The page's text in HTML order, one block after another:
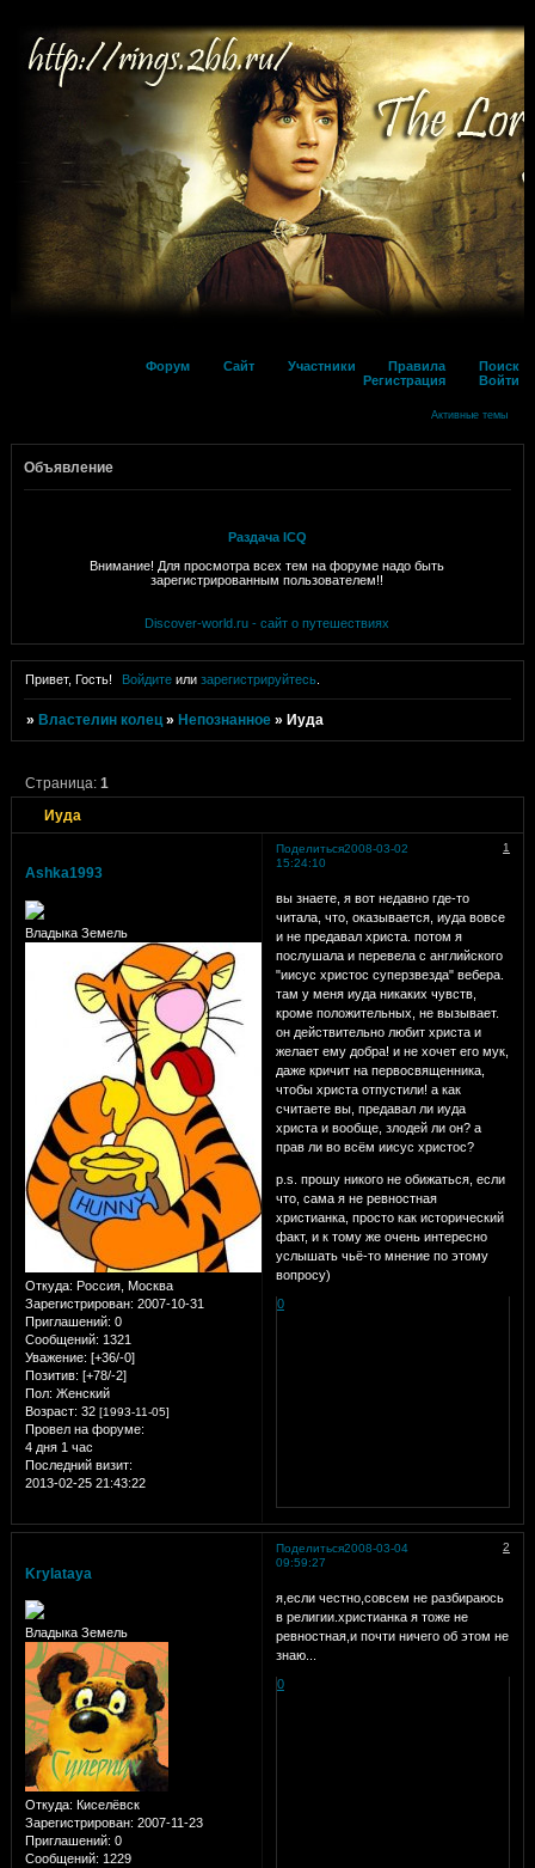
Форум Сайт Участники Правила
Поиск
Регистрация
Войти
Активные темы
Объявление
Раздача ICQ
Внимание! Для просмотра всех тем на форуме надо быть
зарегистрированным пользователем!!
Discover-world.ru - сайт о путешествиях
Привет, Гость! Войдите илизарегистрируйтесь
» Властелин колец » Непознанное » Иуда
Иуда
Страница:1
Поделиться 1
2008-03-02
15:24:10
Ashka1993
Владыка Земель
Откуда: Россия, Москва
Зарегистрирован: 2007-10-31
Приглашений: 0
Сообщений: 1321
Уважение: [+36/-0]
Позитив: [+78/-2]
Пол: Женский
Возраст: 32 [1993-11-05]
Провел на форуме:
4 дня 1 час
Последний визит:
2013-02-25 21:43:22
вы знаете, я вот недавно где-то
читала, что, оказывается, иуда вовсе
и не предавал христа. потом я
послушала и перевела с английского
"иисус христос суперзвезда" вебера.
там у меня иуда никаких чувств,
кроме положительных, не вызывает.
он действительно любит христа и
желает ему добра! и не хочет его мук,
даже кричит на первосвященника,
чтобы христа отпустили! а как
считаете вы, предавал ли иуда
христа и вообще, злодей ли он? а
прав ли во всём иисус христос?
p.s. прошу никого не обижаться, если
что, сама я не ревностная
христианка, просто как исторический
факт, и к тому же очень интересно
услышать чьё-то мнение по этому
вопросу)
0
Поделиться 2
2008-03-04
09:59:27
Krylataya
Владыка Земель
Откуда: Киселёвск
Зарегистрирован: 2007-11-23
Приглашений: 0
Сообщений: 1229
я,если честно,совсем не разбираюсь
в религии.христианка я тоже не
ревностная,и почти ничего об этом не
знаю...
0